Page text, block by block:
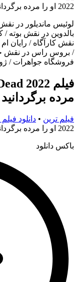
لوئیس ماندیلور در
بالدوین در نقش بوته
نقش کارآگاه / رایان
/ بروس راس در نقش
فروشگاه جواهرات /
مرده برگردانید
فیلم ترین • دانلود
2022 او را مرده برگردانید
باکس دانلود